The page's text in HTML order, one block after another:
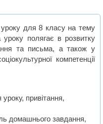
для 8 класу на тему
полягає в розвитку
та письма, а також у
компетенції
привітання,
домашнього завдання,